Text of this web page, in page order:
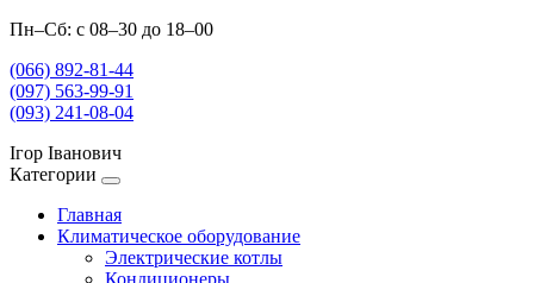
Пн–Сб: с 08–30 до 18–00
(066) 892-81-44
(097) 563-99-91
(093) 241-08-04
Ігор Іванович
Категории
Главная
Климатическое оборудование
Электрические котлы
Кондиционеры